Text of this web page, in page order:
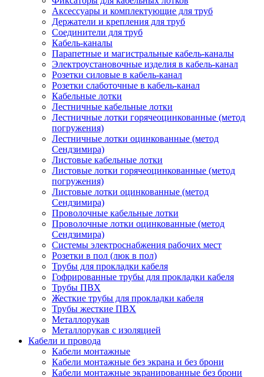
Аксессуары и комплектующие для труб
Держатели и крепления для труб
Соединители для труб
Кабель-каналы
Парапетные и магистральные кабель-каналы
Электроустановочные изделия в кабель-канал
Розетки силовые в кабель-канал
Розетки слаботочные в кабель-канал
Кабельные лотки
Лестничные кабельные лотки
Лестничные лотки горячеоцинкованные (метод
погружения)
Лестничные лотки оцинкованные (метод
Сендзимира)
Листовые кабельные лотки
Листовые лотки горячеоцинкованные (метод
погружения)
Листовые лотки оцинкованные (метод
Сендзимира)
Проволочные кабельные лотки
Проволочные лотки оцинкованные (метод
Сендзимира)
Системы электроснабжения рабочих мест
Розетки в пол (люк в пол)
Трубы для прокладки кабеля
Гофрированные трубы для прокладки кабеля
Трубы ПВХ
Жесткие трубы для прокладки кабеля
Трубы жесткие ПВХ
Металлорукав
Металлорукав с изоляцией
Кабели и провода
Кабели монтажные
Кабели монтажные без экрана и без брони
Кабели монтажные экранированные без брони